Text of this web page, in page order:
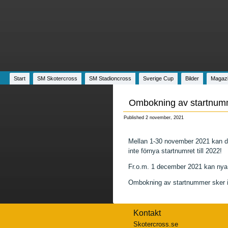
Start SM Skotercross SM Stadioncross Sverige Cup Bilder
Ombokning av
Published 2 november, 2021
Mellan 1-30 november 2021
inte förnya startnumret till 2022!
Fr.o.m. 1 december 2021 kan
Ombokning av startnummer sker i
Kontakt
Skotercross.se